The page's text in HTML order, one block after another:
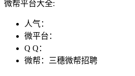
微帮平台大全:
人气：
微平台：
Q Q：
微帮：三穗微帮招聘